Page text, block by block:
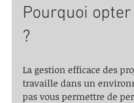
Pourquoi
?
La gestion efficace des
travaille dans un
pas vous permettre de